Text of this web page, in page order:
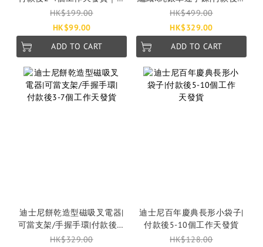
禮必選
HK$199.00
HK$99.00
ADD TO CART
4個工作天發貨
HK$499.00
HK$329.00
ADD TO CART
迪士尼餅乾造型磁吸叉電器|
可當支架/手握手環|付款後3-
7個工作天發貨
HK$329.00
迪士尼百年慶典長形小袋子|
付款後5-10個工作天發貨
HK$128.00